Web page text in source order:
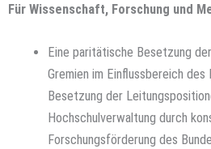
Für Wissenschaft, Forschung und
Eine paritätische Besetzung
Gremien im Einflussbereich
Besetzung der
Hochschulverwaltung durch
Forschungsförderung des